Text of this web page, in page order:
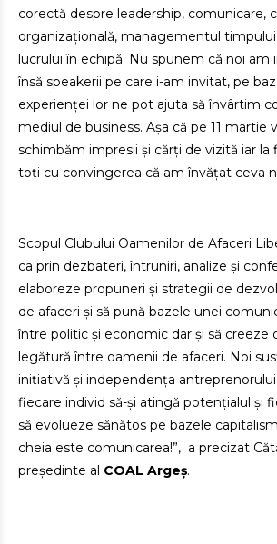
corectă despre leadership, comunicare,
organizațională, managementul
lucrului în echipă. Nu spunem că noi am
însă speakerii pe care i-am invitat, pe
experienței lor ne pot ajuta să învârtim
mediul de business. Așa că pe 11 martie
schimbăm impresii și cărți de vizită iar la
toți cu convingerea că am învățat ceva
Scopul Clubului Oamenilor de Afaceri
ca prin dezbateri, întruniri, analize și
elaboreze propuneri și strategii de
de afaceri și să pună bazele unei
între politic și economic dar și să creeze
legătură între oamenii de afaceri. Noi
inițiativă și independența
fiecare individ să-și atingă potențialul și
să evolueze sănătos pe bazele
cheia este comunicarea!”, a precizat
președinte al COAL Argeș.